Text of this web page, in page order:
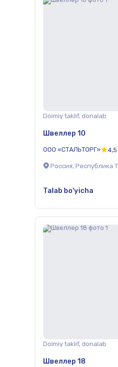
Doimiy taklif, donalab
Швеллер 10
ООО «СТАЛЬТОРГ» 4,5
Россия, Республика
Talab bo'yicha
Doimiy taklif, donalab
Швеллер 18